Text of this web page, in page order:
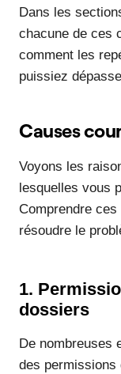
Dans les
chacune de ces
comment les
puissiez
Causes
Voyons les
lesquelles vous
Comprendre
résoudre le
1.
dossiers
De nombreuses
des permissions